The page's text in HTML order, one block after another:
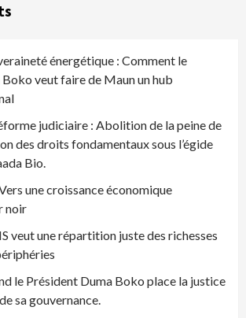
énergétique : Comment le
veut faire de Maun un hub
judiciaire : Abolition de la peine de
des droits fondamentaux sous l’égide
Bio.
une croissance économique
noir
veut une répartition juste des richesses
le Président Duma Boko place la justice
sa gouvernance.